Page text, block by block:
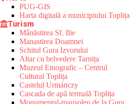
PUG-GIS
Harta digitală a municipiului Toplița
Turism
Mânăstirea Sf. Ilie
Manastirea Doamnei
Schitul Gura Izvorului
Altar cu belvedere Tarnița
Muzeul Etnografic – Centrul
Cultural Toplița
Castelul Urmánczy
Cascada de apă termală Toplița
Monumentul-mausoleu de la Gura